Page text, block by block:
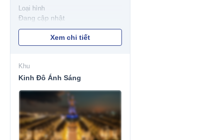
Loại hình
Đang cập nhật
Xem chi tiết
Khu
Kinh Đô Ánh Sáng